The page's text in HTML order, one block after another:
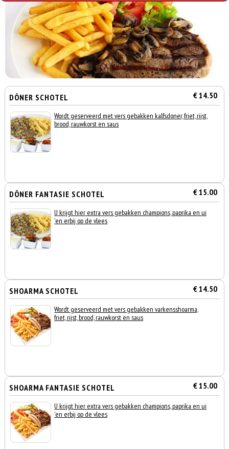
DÖNER SCHOTEL € 14.50
Wordt geserveerd met vers gebakken kalfsdoner, friet, rijst,
brood, rauwkorst en saus
DÖNER FANTASIE SCHOTEL € 15.00
U krijgt hier extra vers gebakken champions, paprika en ui
'en erbij op de vlees
SHOARMA SCHOTEL € 14.50
Wordt geserveerd met vers gebakken varkensshoarma,
friet, rijst, brood, rauwkorst en saus
SHOARMA FANTASIE SCHOTEL € 15.00
U krijgt hier extra vers gebakken champions, paprika en ui
'en erbij op de vlees